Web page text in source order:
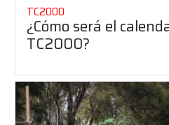
TC2000
¿Cómo será el
TC2000?